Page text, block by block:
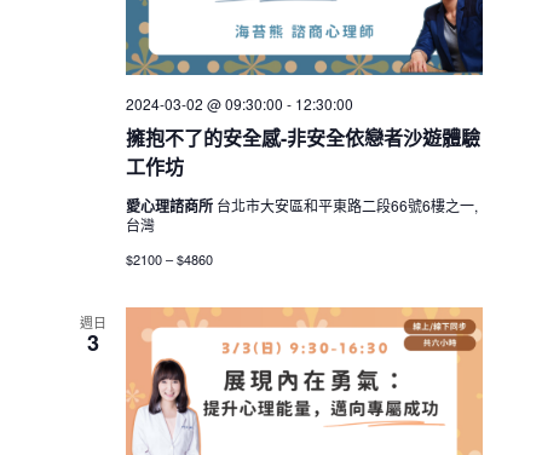
擁抱不了的安全感-非安全依戀者沙遊體驗
工作坊
2024-03-02 @ 09:30:00 - 12:30:00
愛心理諮商所 台北市大安區和平東路二段66號6樓之一,
台灣
$2100 – $4860
週日
3